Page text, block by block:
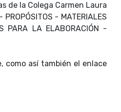
de la Colega Carmen Laura
- MATERIALES
PARA LA ELABORACIÓN -
como así también el enlace